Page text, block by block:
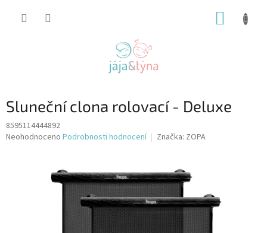
Sluneční clona rolovací - Deluxe
8595114444892
Průměrné
Neohodnoceno Podrobnosti hodnocení Značka: ZOPA